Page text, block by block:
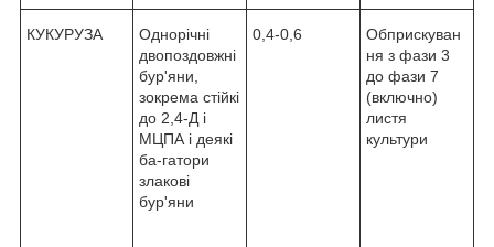
КУКУРУЗА
Однорічні
двопоздовжні
бур'яни,
зокрема стійкі
до 2,4-Д і
МЦПА і деякі
ба-гатори
злакові
бур'яни
0,4-0,6
Обприскуван
ня з фази 3
до фази 7
(включно)
листя
культури